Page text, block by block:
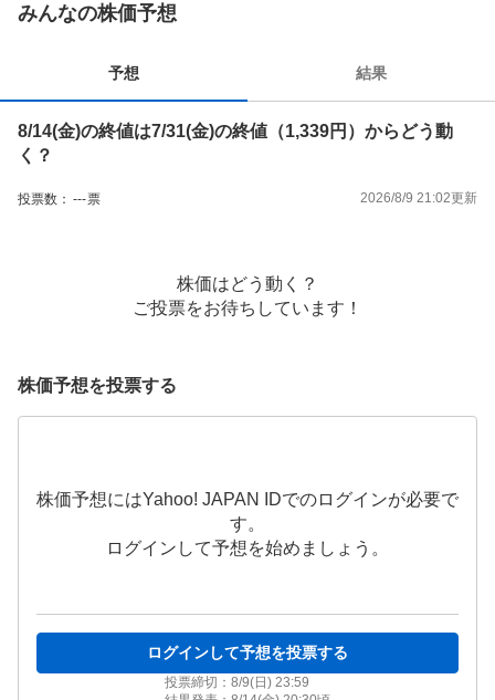
みんなの株価予想
予想 結果
8/14(金)の終値は7/31(金)の終値（1,339円）からどう動
く？
投票数： ---票 2026/8/9 21:02更新
株価はどう動く？
ご投票をお待ちしています！
株価予想を投票する
株価予想にはYahoo! JAPAN IDでのログインが必要で
す。
ログインして予想を始めましょう。
ログインして予想を投票する
投票締切： 8/9(日) 23:59